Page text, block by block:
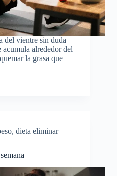
del vientre sin duda
acumula alrededor del
la grasa que
, dieta eliminar